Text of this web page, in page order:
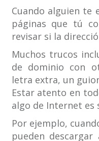
Cuando alguien te
páginas que tú
revisar si la
Muchos trucos
de dominio con
letra extra, un
Estar atento en
algo de Internet
Por ejemplo,
pueden